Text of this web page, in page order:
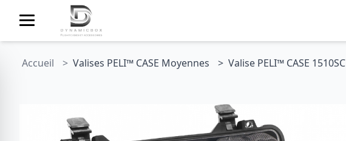
Accueil Valises PELI™ CASE Moyennes Valise PELI™ CASE 1510SC